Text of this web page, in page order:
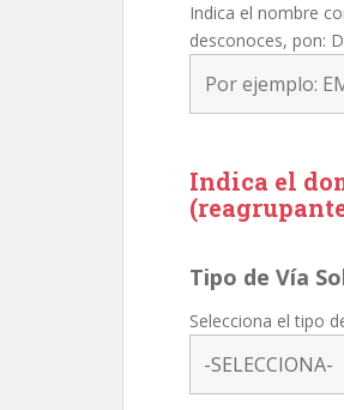
Indica el nombre
desconoces, pon:
Indica el
Tipo de Vía
Selecciona el tipo